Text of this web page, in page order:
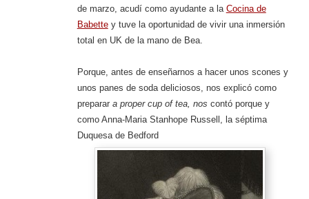
de marzo, acudí como ayudante a la Cocina de
Babettey tuve la oportunidad de vivir una inmersión
total en UK de la mano de Bea.
Porque, antes de enseñarnos a hacer unos scones y
unos panes de soda deliciosos, nos explicó como
preparar a proper cup of tea, nos contó porque y
como Anna-Maria Stanhope Russell, la séptima
Duquesa de Bedford